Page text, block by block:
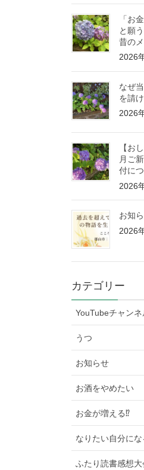
「お
と願
昔の
2026
なぜ
を請
2026
【お
月ご
付に
2026
お知
2026
カテゴリー
YouTubeチャンネ
うつ
お知らせ
お酒をやめたい
お金が増える⁉︎
なりたい自分にな
ふたり読書感想大